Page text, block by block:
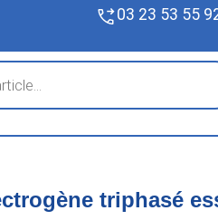
03 23 53 55
triphasé